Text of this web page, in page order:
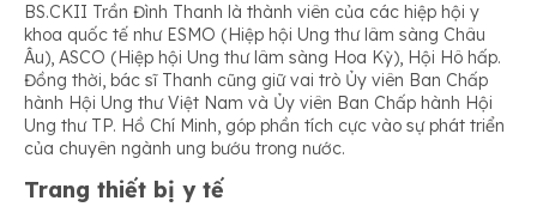
BS.CKII Trần Đình Thanh là thành viên của các hiệp hội y
khoa quốc tế như ESMO (Hiệp hội Ung thư lâm sàng Châu
Âu), ASCO (Hiệp hội Ung thư lâm sàng Hoa Kỳ), Hội Hô hấp.
Đồng thời, bác sĩ Thanh cũng giữ vai trò Ủy viên Ban Chấp
hành Hội Ung thư Việt Nam và Ủy viên Ban Chấp hành Hội
Ung thư TP. Hồ Chí Minh, góp phần tích cực vào sự phát triển
của chuyên ngành ung bướu trong nước.
Trang thiết bị y tế